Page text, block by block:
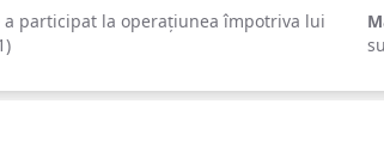
a participat la operațiunea împotriva lui